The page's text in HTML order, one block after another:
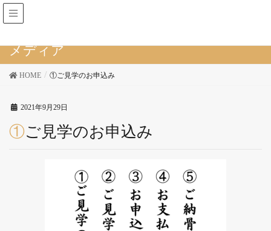
メディア
HOME ①ご見学のお申込み
2021年9月29日
①ご見学のお申込み